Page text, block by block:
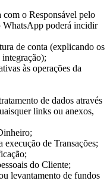
com o Responsável pelo
WhatsApp poderá incidir
de conta (explicando os
às operações da
de dados através
links ou anexos,
execução de Transações;
do Cliente;
levantamento de fundos